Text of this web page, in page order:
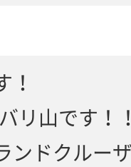
！
リ山です！
ンドクルー